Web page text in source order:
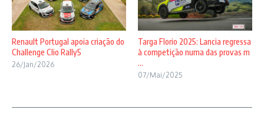
Renault Portugal apoia criação do
Challenge Clio Rally5
26/Jan/2026
Targa Florio 2025: Lancia regressa
à competição numa das provas m
...
07/Mai/2025